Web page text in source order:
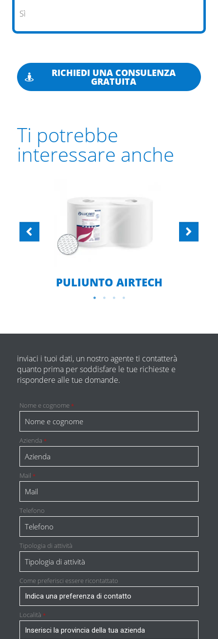
Sì
RICHIEDI UNA CONSULENZA
GRATUITA
Ti potrebbe
interessare anche
PULIUNTO AIRTECH
inviaci i tuoi dati, un nostro agente ti contatterà
quanto prima per soddisfare le tue richieste e
rispondere alle tue domande.
Nome e cognome *
Azienda *
Mail *
Telefono
Tipologia di attività
Come preferisci essere ricontattato
Località *